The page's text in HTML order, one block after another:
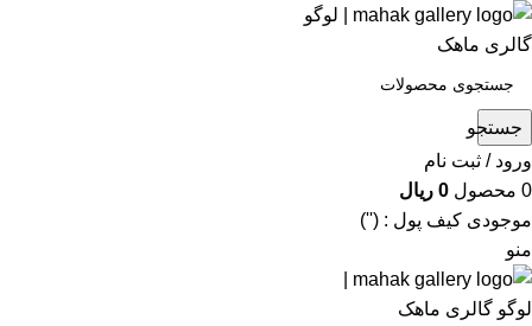
جستجو
ورود / ثبت نام
0 محصول 0 ریال
موجودی کیف پول : ('')
منو